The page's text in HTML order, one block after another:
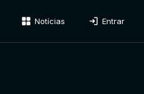
Notícias Entrar